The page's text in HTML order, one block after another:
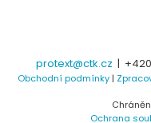
protext@ctk.cz |
Obchodní podmínky|
Ochrana